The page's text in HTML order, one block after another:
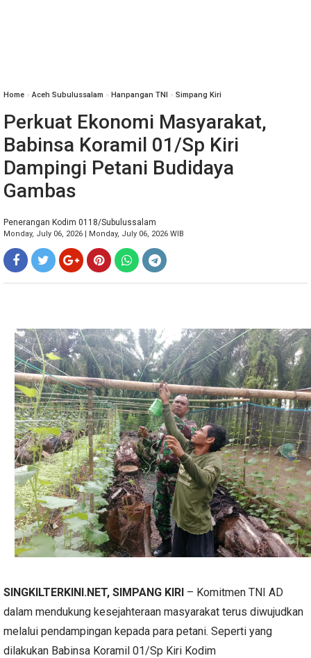
Home »Aceh Subulussalam » Hanpangan TNI » Simpang Kiri
Perkuat Ekonomi Masyarakat,
Babinsa Koramil 01/Sp Kiri
Dampingi Petani Budidaya
Gambas
Penerangan Kodim 0118/Subulussalam
Monday, July 06, 2026 | Monday, July 06, 2026 WIB
SINGKILTERKINI.NET, SIMPANG KIRI – Komitmen TNI AD
dalam mendukung kesejahteraan masyarakat terus diwujudkan
melalui pendampingan kepada para petani. Seperti yang
dilakukan Babinsa Koramil 01/Sp Kiri Kodim